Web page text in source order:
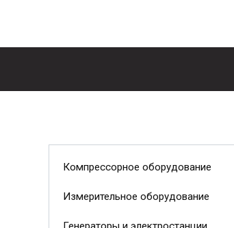
Компрессорное оборудование
Измерительное оборудование